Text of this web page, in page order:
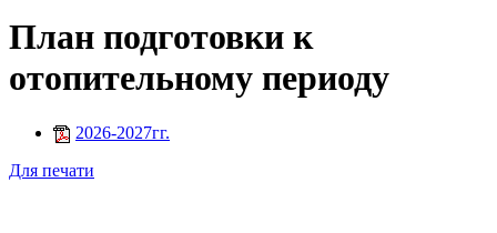
План подготовки к
отопительному периоду
2026-2027гг.
Для печати